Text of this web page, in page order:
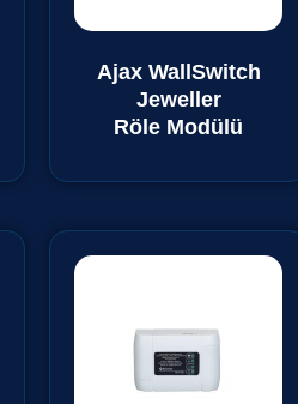
Ajax WallSwitch
Jeweller
Röle Modülü